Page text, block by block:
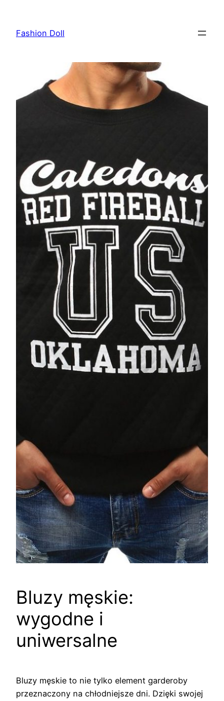
treściFashion Doll
Bluzy męskie:
wygodne i
uniwersalne
Bluzy męskie to nie tylko element garderoby
przeznaczony na chłodniejsze dni. Dzięki swojej